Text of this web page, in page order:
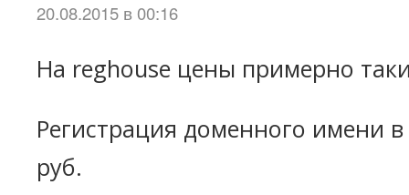
20.08.2015 в 00:16
На reghouse цены примерно
Регистрация доменного имени
руб.